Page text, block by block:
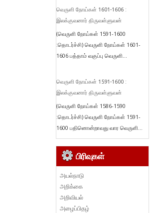
வெருளி நோய்கள் 1601-1606 :
இலக்குவனார் திருவள்ளுவன்
(வெருளி நோய்கள் 1591-1600
:தொடர்ச்சி) வெருளி நோய்கள் 1601-
1606 பத்தாம் வகுப்பு வெருளி...
வெருளி நோய்கள் 1591-1600 :
இலக்குவனார் திருவள்ளுவன்
(வெருளி நோய்கள் 1586-1590
:தொடர்ச்சி) வெருளி நோய்கள் 1591-
1600 பதினொன்றாவது வார வெருளி...
பிரிவுகள்
அயல்நாடு
அறிக்கை
அறிவியல்
அழைப்பிதழ்